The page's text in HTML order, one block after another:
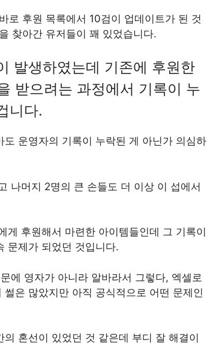
로 후원 목록에서 10검이 업데이트가 된 것
찾아간 유저들이 꽤 있었습니다.
발생하였는데 기존에 후원한
받으려는 과정에서 기록이 누
니다.
운영자의 기록이 누락된 게 아닌가 의심하
나머지 2명의 큰 손들도 더 이상 이 섭에서
게 후원해서 마련한 아이템들인데 그 기록이
문제가 되었던 것입니다.
에 영자가 아니라 알바라서 그렇다, 엑셀로
은 많았지만 아직 공식적으로 어떤 문제인
혼선이 있었던 것 같은데 부디 잘 해결이